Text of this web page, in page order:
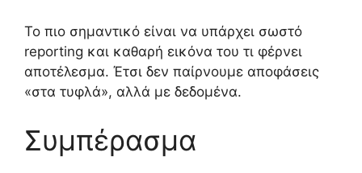
Το πιο σημαντικό είναι να υπάρχει σωστό
reporting και καθαρή εικόνα του τι φέρνει
αποτέλεσμα. Έτσι δεν παίρνουμε αποφάσεις
«στα τυφλά», αλλά με δεδομένα.
Συμπέρασμα